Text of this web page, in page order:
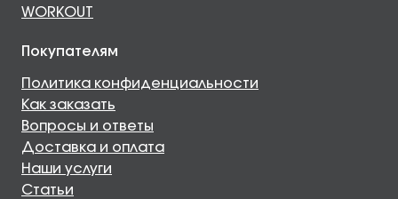
WORKOUT
Покупателям
Политика конфиденциальности
Как заказать
Вопросы и ответы
Доставка и оплата
Наши услуги
Статьи